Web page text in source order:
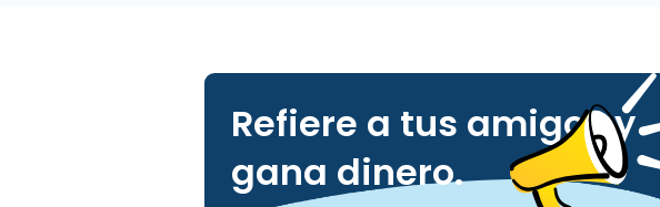
Refiere a tus amigos y
gana dinero.